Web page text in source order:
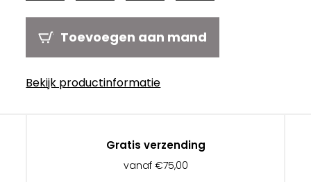
Toevoegen aan mand
Bekijk productinformatie
Gratis verzending
vanaf €75,00